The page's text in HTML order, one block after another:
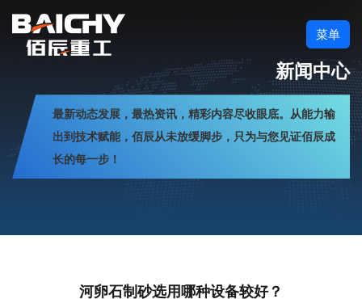
菜单
新闻中心
最新动态发展，最热资讯，精彩内容尽收眼底。从能力输
出到技术赋能，佰辰从未放缓脚步，只为与您见证佰辰成
长的每一步！
河卵石制砂选用哪种设备较好？